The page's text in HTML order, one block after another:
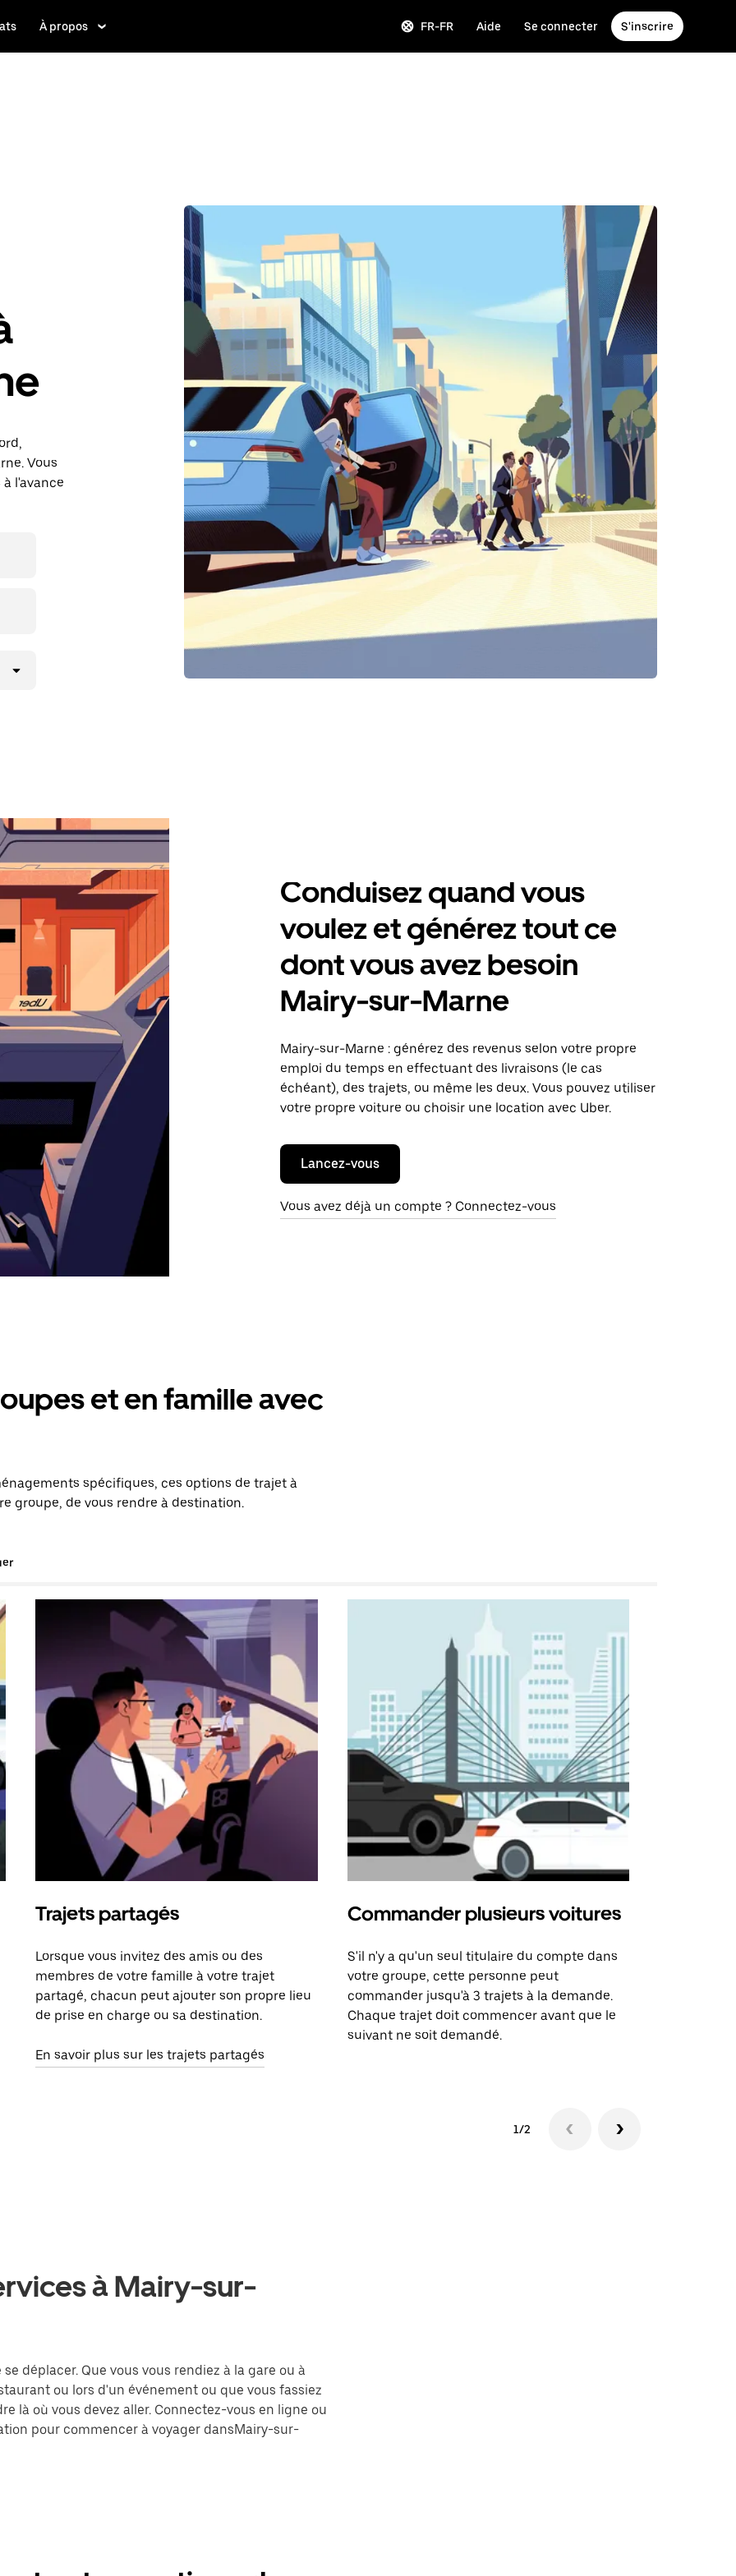
À propos FR-FR Aide Se connecter S'inscrire
Vous
l'avance
Conduisez quand vous
voulez et générez tout ce
dont vous avez besoin
Mairy-sur-Marne
Mairy-sur-Marne : générez des revenus selon votre propre
emploi du temps en effectuant des livraisons (le cas
échéant), des trajets, ou même les deux. Vous pouvez utiliser
votre propre voiture ou choisir une location avec Uber.
Lancez-vous
Vous avez déjà un compte ? Connectez-vous
et en famille avec
spécifiques, ces options de trajet à
groupe, de vous rendre à destination.
Trajets partagés
Lorsque vous invitez des amis ou des
membres de votre famille à votre trajet
partagé, chacun peut ajouter son propre lieu
de prise en charge ou sa destination.
En savoir plus sur les trajets partagés
Commander plusieurs voitures
S'il n'y a qu'un seul titulaire du compte dans
votre groupe, cette personne peut
commander jusqu'à 3 trajets à la demande.
Chaque trajet doit commencer avant que le
suivant ne soit demandé.
1/2
à Mairy-sur-
déplacer. Que vous vous rendiez à la gare ou à
ou lors d'un événement ou que vous fassiez
là où vous devez aller. Connectez-vous en ligne ou
pour commencer à voyager dansMairy-sur-